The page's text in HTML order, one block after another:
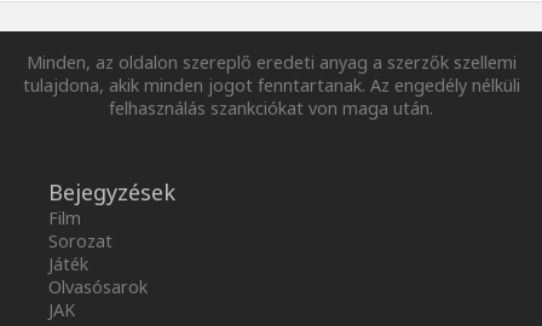
Minden, az oldalon szereplő eredeti anyag a szerzők szellemi
tulajdona, akik minden jogot fenntartanak. Az engedély nélküli
felhasználás szankciókat von maga után.
Bejegyzések
Film
Sorozat
Játék
Olvasósarok
JAK